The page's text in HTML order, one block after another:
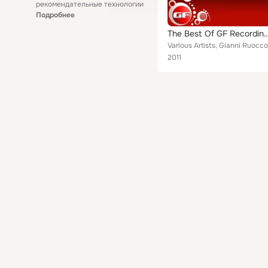
рекомендательные технологии
Подробнее
The Best Of
2011